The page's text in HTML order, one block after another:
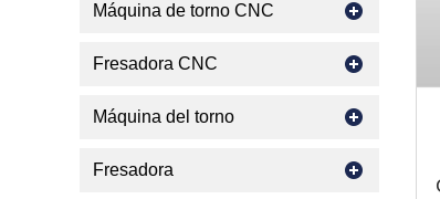
Máquina de torno CNC
Fresadora CNC
Máquina del torno
Fresadora